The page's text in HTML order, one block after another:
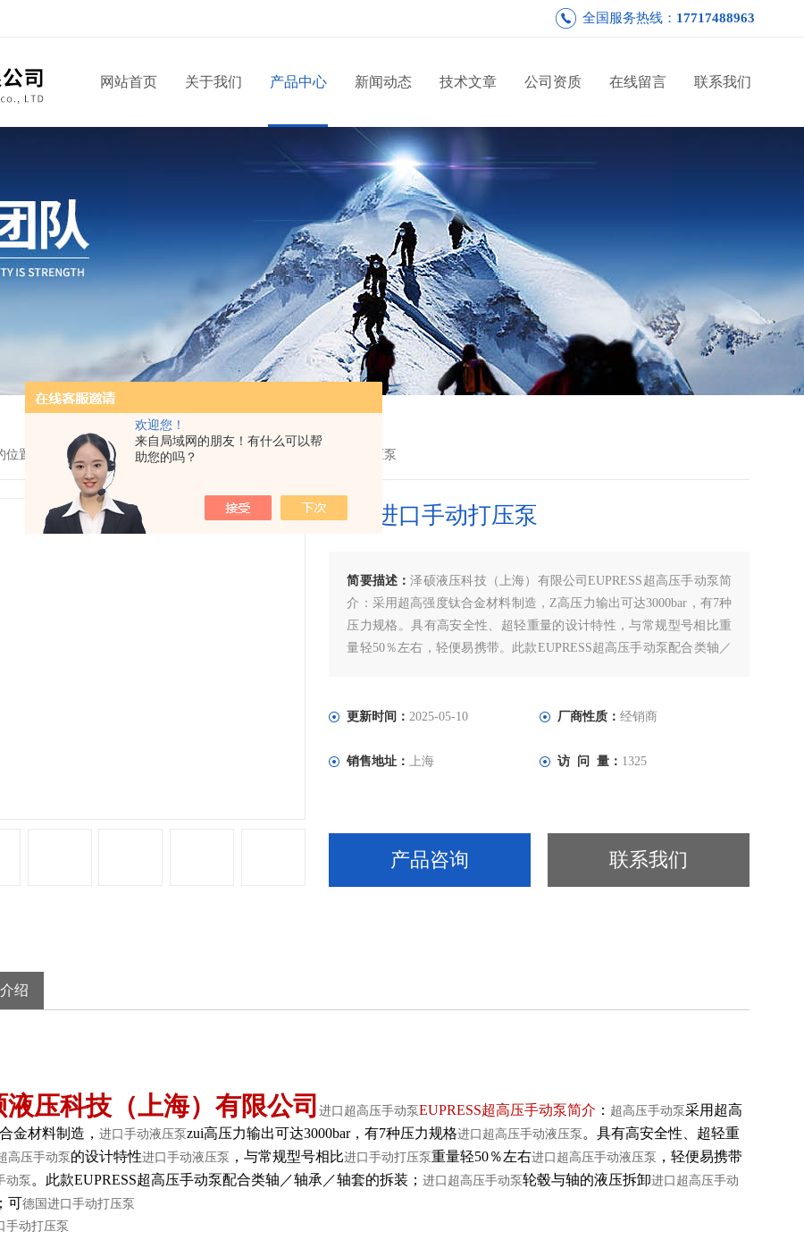
欢迎您！
来自局域网的朋友！有什么可以帮
助您的吗？
全国服务热线： 17717488963
网站首页 关于我们 产品中心 新闻动态 技术文章 公司资质 在线留言 联系我们
置： 首页 > 产品中心 > >超高压泵 > PML-16220德国进口手动打压泵
德国进口手动打压泵
简要描述：泽硕液压科技（上海）有限公司EUPRESS超高压手动泵简
介：采用超高强度钛合金材料制造，Z高压力输出可达3000bar，有7种
压力规格。具有高安全性、超轻重量的设计特性，与常规型号相比重
量轻50％左右，轻便易携带。此款EUPRESS超高压手动泵配合类轴／
更新时间：2025-05-10 厂商性质： 经销商
销售地址：上海 访 问 量： 1325
产品咨询 联系我们
绍
液压科技（上海）有限公司 进口超高压手动泵EUPRESS超高压手动泵简介 ： 超高压手动泵采用超高
金材料制造， 进口手动液压泵zui高压力输出可达3000bar，有7种压力规格进口超高压手动液压泵 。具有高安全性、超轻重
高压手动泵 的设计特性进口手动液压泵 ，与常规型号相比进口手动打压泵重量轻50％左右进口超高压手动液压泵 ，轻便易携带
动泵 。此款EUPRESS超高压手动泵配合类轴／轴承／轴套的拆装； 进口超高压手动泵轮毂与轴的液压拆卸进口超高压手动
；可德国进口手动打压泵
手动打压泵